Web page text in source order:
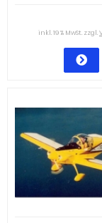
inkl. 19 % MwSt. zzgl.